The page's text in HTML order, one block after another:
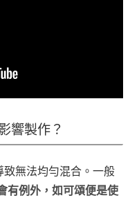
響製作？
無法均勻混合。一般
有例外，如可頌便是使